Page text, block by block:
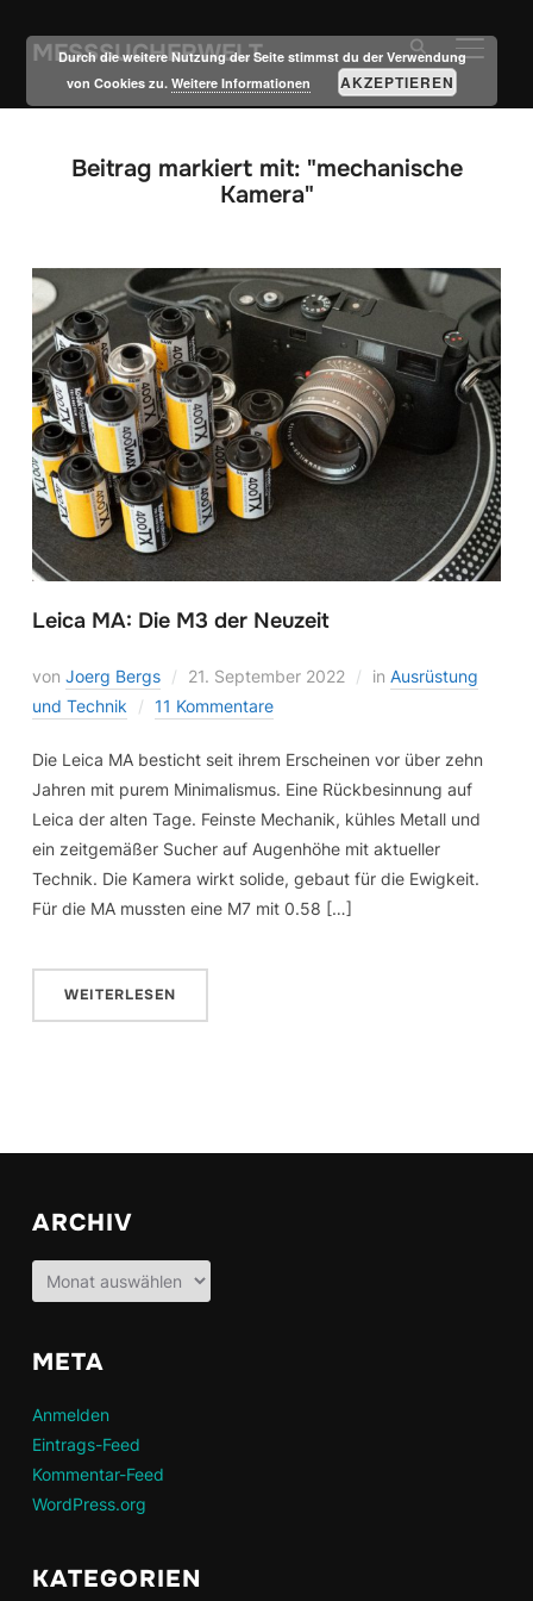
MESSSUCHERWELT
Beitrag markiert mit: "mechanische
Kamera"
Leica MA: Die M3 der Neuzeit
von Joerg Bergs 21. September 2022 in Ausrüstung
und Technik
11 Kommentare
Die Leica MA besticht seit ihrem Erscheinen vor über zehn
Jahren mit purem Minimalismus. Eine Rückbesinnung auf
Leica der alten Tage. Feinste Mechanik, kühles Metall und
ein zeitgemäßer Sucher auf Augenhöhe mit aktueller
Technik. Die Kamera wirkt solide, gebaut für die Ewigkeit.
Für die MA mussten eine M7 mit 0.58 […]
WEITERLESEN
ARCHIV
Archiv
META
Anmelden
Eintrags-Feed
Kommentar-Feed
WordPress.org
KATEGORIEN
Durch die weitere Nutzung der Seite stimmst du der Verwendung
von Cookies zu.Weitere Informationen AKZEPTIEREN